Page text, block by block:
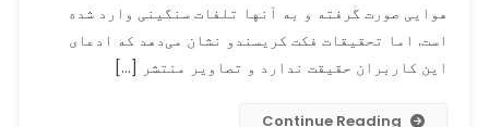
به
طالبان
حملات
صورت
هوایی صورت گرفته و به آنها تلفات سنگینی وارد شده
است. اما تحقیقات فکت کریسندو نشان می‌دهد که ادعای
این کاربران حقیقت ندارد و تصاویر منتشر […]
Continue Reading